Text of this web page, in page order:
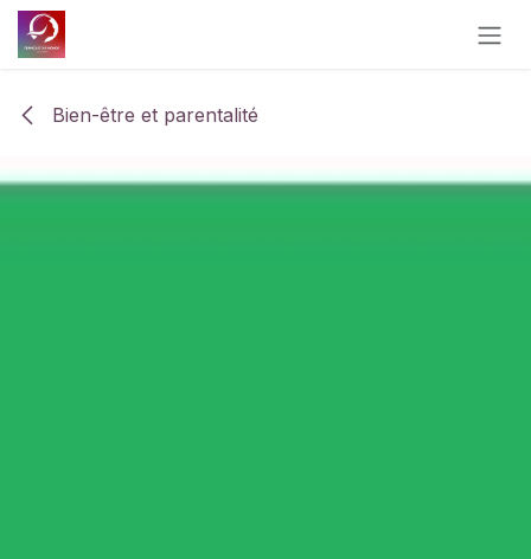
Se rendre au contenu
Bien-être et parentalité